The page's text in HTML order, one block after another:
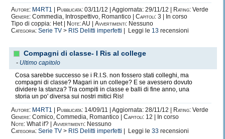
Autore: M4RT1 Pubblicata: 03/11/12 | Aggiornata: 29/11/12 | Rating: Verde
Genere: Commedia, Introspettivo, Romantico | Capitoli: 3 | In corso
Tipo di coppia: Het |
Note:AU | Avvertimenti: Nessuno
Categoria: Serie TV > RIS Delitti imperfetti | Leggi le 13 recensioni
Compagni di classe- I Ris al college
- Ultimo capitolo
Cosa sarebbe successo se i R.I.S. non fossero stati colleghi, ma
compagni di classe? Magari in un college? E se avessero dovuto
dividere la stanza? Tra compiti in classe e balli di fine anno, una
storia un po' diversa sui nostri mitici Ris!
Autore: M4RT1 Pubblicata: 14/09/11 | Aggiornata: 28/11/12 | Rating: Verde
Genere: Comico, Commedia, Romantico | Capitoli: 12 | In corso
Note: What if? | Avvertimenti: Nessuno
Categoria: Serie TV > RIS Delitti imperfetti | Leggi le 33 recensioni